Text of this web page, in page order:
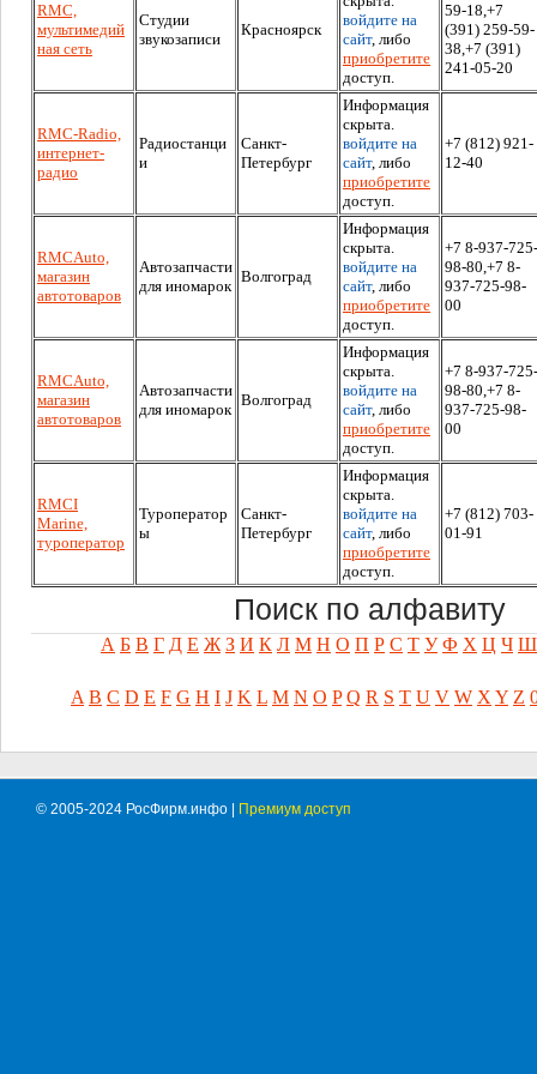
RMC,
мультимедий
ная сеть
Студии
звукозаписи
Красноярск
войдите на
сайт, либо
приобретите
доступ.
59-18,+7
(391) 259-59-
38,+7 (391)
241-05-20
RMC-Radio,
интернет-
радио
Радиостанци
и
Санкт-
Петербург
Информация
скрыта.
войдите на
сайт, либо
приобретите
доступ.
+7 (812) 921-
12-40
RMCAuto,
магазин
автотоваров
Автозапчасти
для иномарок
Волгоград
Информация
скрыта.
войдите на
сайт, либо
приобретите
доступ.
+7 8-937-725-
98-80,+7 8-
937-725-98-
00
RMCAuto,
магазин
автотоваров
Автозапчасти
для иномарок
Волгоград
Информация
скрыта.
войдите на
сайт, либо
приобретите
доступ.
+7 8-937-725-
98-80,+7 8-
937-725-98-
00
RMCI
Marine,
туроператор
Туроператор
ы
Санкт-
Петербург
Информация
скрыта.
войдите на
сайт, либо
приобретите
доступ.
+7 (812) 703-
01-91
Поиск по алфавиту
А Б В Г Д Е Ж З И К Л М Н О П Р С Т У Ф Х Ц Ч Ш
A B C D E F G H I J K L M N O P Q R S T U V W X Y Z
© 2005-2024 РосФирм.инфо | Премиум доступ